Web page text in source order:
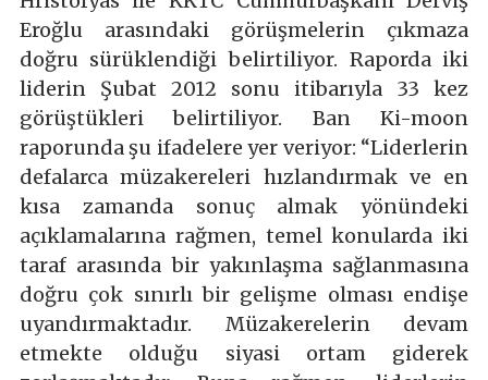
Eroğlu arasındaki görüşmelerin çıkmaza
doğru sürüklendiği belirtiliyor. Raporda iki
liderin Şubat 2012 sonu itibarıyla 33 kez
görüştükleri belirtiliyor. Ban Ki-moon
raporunda şu ifadelere yer veriyor: “Liderlerin
defalarca müzakereleri hızlandırmak ve en
kısa zamanda sonuç almak yönündeki
açıklamalarına rağmen, temel konularda iki
taraf arasında bir yakınlaşma sağlanmasına
doğru çok sınırlı bir gelişme olması endişe
uyandırmaktadır. Müzakerelerin devam
etmekte olduğu siyasi ortam giderek